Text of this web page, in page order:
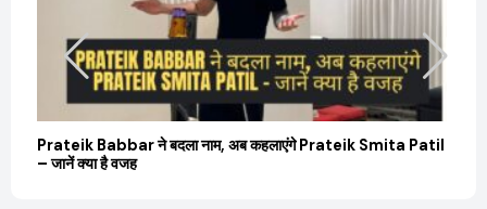
Prateik Babbar ने बदला नाम, अब कहलाएंगे Prateik Smita Patil
– जानें क्या है वजह